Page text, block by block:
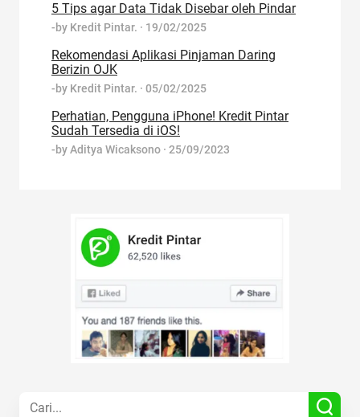
5 Tips agar Data Tidak Disebar oleh Pindar
-by Kredit Pintar. · 19/02/2025
Rekomendasi Aplikasi Pinjaman Daring
Berizin OJK
-by Kredit Pintar. · 05/02/2025
Perhatian, Pengguna iPhone! Kredit Pintar
Sudah Tersedia di iOS!
-byAditya Wicaksono · 25/09/2023